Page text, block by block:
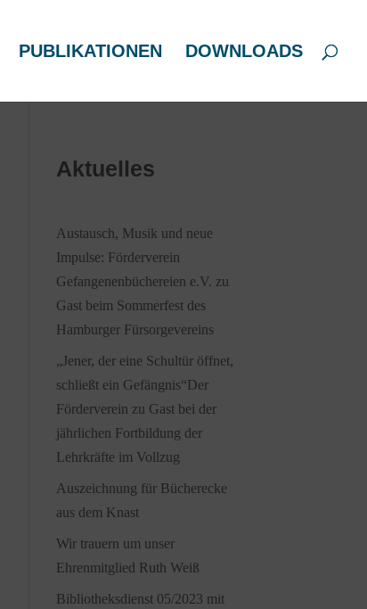
PUBLIKATIONEN DOWNLOADS
Aktuelles
Austausch, Musik und neue
Impulse: Förderverein
Gefangenenbüchereien e.V. zu
Gast beim Sommerfest des
Hamburger Fürsorgevereins
„Jener, der eine Schultür öffnet,
schließt ein Gefängnis“Der
Förderverein zu Gast bei der
jährlichen Fortbildung der
Lehrkräfte im Vollzug
Auszeichnung für Bücherecke
aus dem Knast
Wir trauern um unser
Ehrenmitglied Ruth Weiß
Bibliotheksdienst 05/2023 mit